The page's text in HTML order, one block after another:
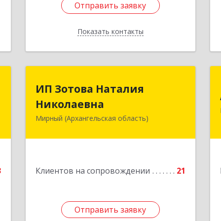
Отправить заявку
Показать контакты
Отправить заявку
Назад
ИП Зотова Наталия
Николаевна
Мирный (Архангельская область)
Клиентов на сопровождении 21
Отправить заявку
Николаевна
164170, г.Мирный, Архангельской
Отправить заявку